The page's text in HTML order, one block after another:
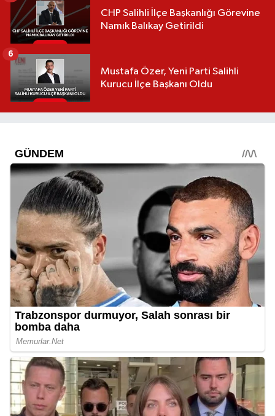
CHP Salihli İlçe Başkanlığı Görevine
Namık Balıkay Getirildi
Mustafa Özer, Yeni Parti Salihli
Kurucu İlçe Başkanı Oldu
6